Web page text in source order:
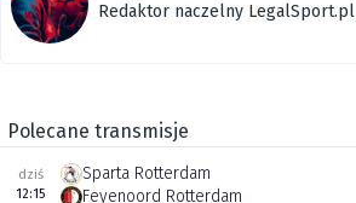
Redaktor naczelny LegalSport.pl
Polecane transmisje
dziś
12:15
Sparta Rotterdam
Feyenoord Rotterdam